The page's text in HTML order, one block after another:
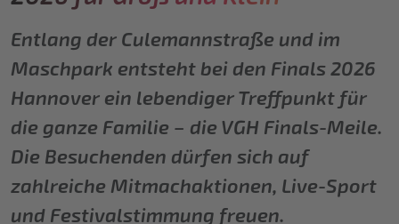
Entlang der Culemannstraße und im
Maschpark entsteht bei den Finals 2026
Hannover ein lebendiger Treffpunkt für
die ganze Familie – die VGH Finals-Meile.
Die Besuchenden dürfen sich auf
zahlreiche Mitmachaktionen, Live-Sport
und Festivalstimmung freuen.